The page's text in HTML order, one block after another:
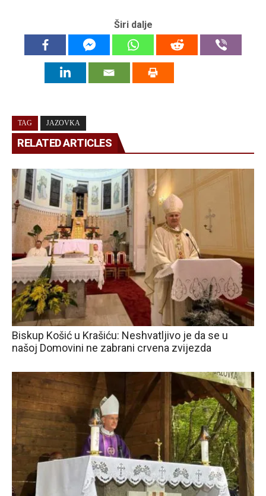
Širi dalje
TAG JAZOVKA
RELATED ARTICLES
Biskup Košić u Krašiću: Neshvatljivo je da se u
našoj Domovini ne zabrani crvena zvijezda